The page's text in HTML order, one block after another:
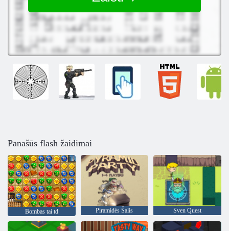
Panašūs flash žaidimai
Bombas tai td Piramidės Šalis Sven Quest